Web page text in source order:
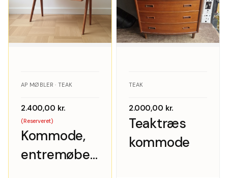
Kommode,
entremøbel,
AP MØBLER · TEAK
2.400,00 kr.
(Reserveret)
Teaktræs
kommode
TEAK
2.000,00 kr.